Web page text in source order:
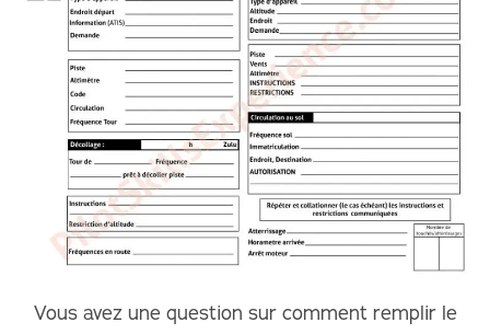
Vous avez une question sur comment remplir le